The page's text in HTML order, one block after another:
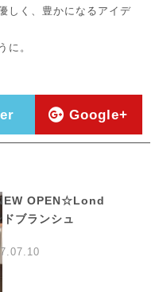
しく、豊かになるアイデ
に。
Google+
OPEN☆Lond
ブランシュ